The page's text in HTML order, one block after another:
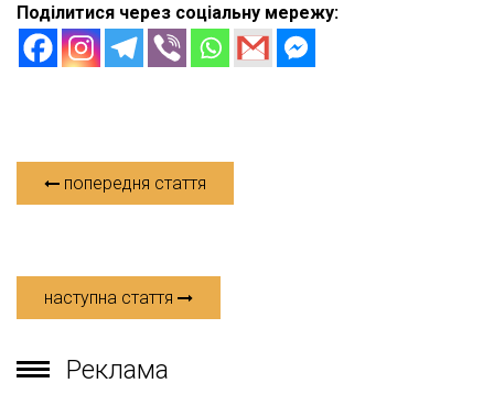
Поділитися через соціальну мережу:
попередня стаття
наступна стаття
Реклама